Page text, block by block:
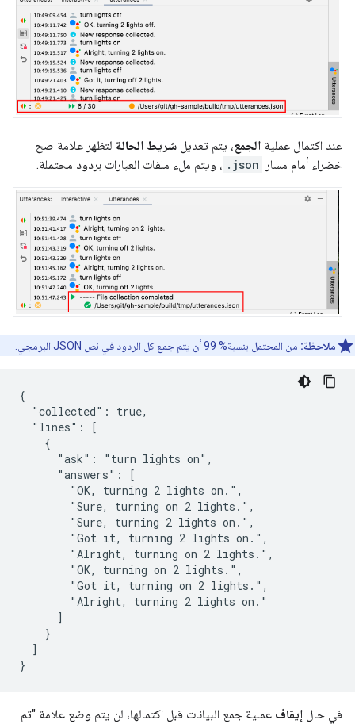
عند اكتمال عملية الجمع، يتم تعديل شريط الحالة لتظهر علامة صح
خضراء أمام مسار
.json ، ويتم ملء ملفات العبارات بردود محتملة.
ملاحظة: من المحتمل بنسبة% 99 أن يتم جمع كل الردود في نص JSON البرمجي.
{
  "collected": true,
  "lines": [
    {
      "ask": "turn lights on",
      "answers": [
        "OK, turning 2 lights on.",
        "Sure, turning on 2 lights.",
        "Sure, turning 2 lights on.",
        "Got it, turning 2 lights on.",
        "Alright, turning on 2 lights.",
        "OK, turning on 2 lights.",
        "Got it, turning on 2 lights.",
        "Alright, turning 2 lights on."
      ]
    }
  ]
في حال إيقاف عملية جمع البيانات قبل اكتمالها، لن يتم وضع علامة "تم